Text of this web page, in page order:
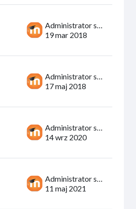
19 mar 2018
17 maj 2018
14 wrz 2020
11 maj 2021